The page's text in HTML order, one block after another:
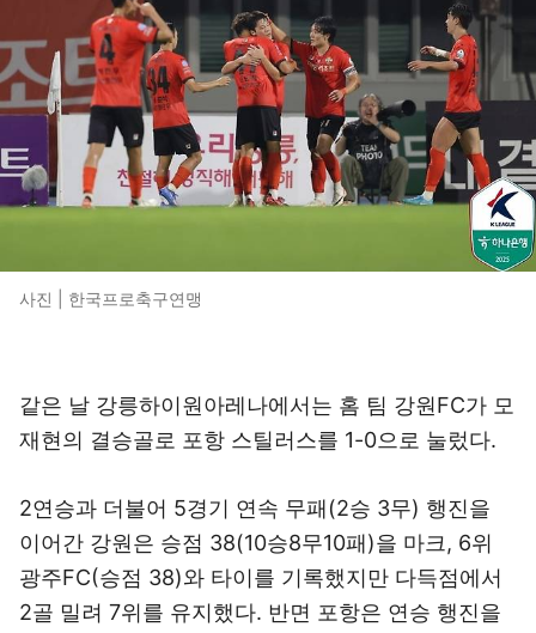
사진 | 한국프로축구연맹
같은 날 강릉하이원아레나에서는 홈 팀 강원FC가 모
재현의 결승골로 포항 스틸러스를 1-0으로 눌렀다.
2연승과 더불어 5경기 연속 무패(2승 3무) 행진을
이어간 강원은 승점 38(10승8무10패)을 마크, 6위
광주FC(승점 38)와 타이를 기록했지만 다득점에서
2골 밀려 7위를 유지했다. 반면 포항은 연승 행진을